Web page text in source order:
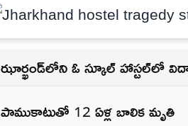
ఝార్ఖండ్‌లోని ఓ స్కూల్ హాస్టల్‌లో
పాముకాటుతో 12 ఏళ్ల బాలిక మృతి